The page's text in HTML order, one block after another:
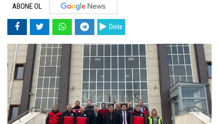
ABONE OL
Dinle